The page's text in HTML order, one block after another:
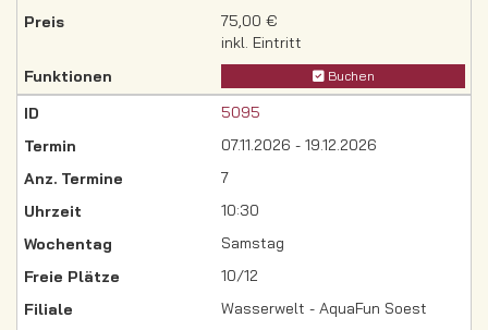
75,00 €
inkl. Eintritt
Buchen
5095
07.11.2026 - 19.12.2026
7
10:30
Samstag
10/12
Wasserwelt - AquaFun Soest